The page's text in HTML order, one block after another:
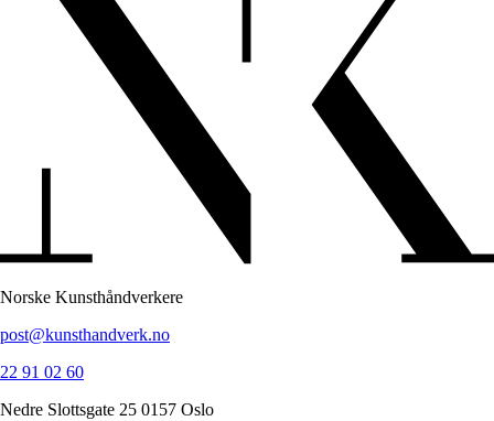
Norske Kunsthåndverkere
post@kunsthandverk.no
22 91 02 60
Nedre Slottsgate 25 0157 Oslo